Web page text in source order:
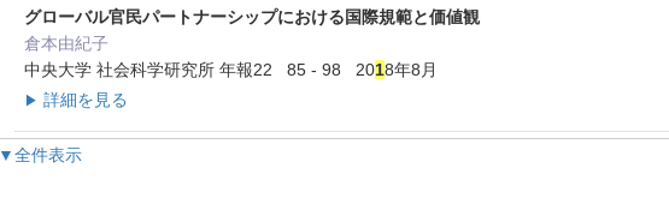
グローバル官民パートナーシップにおける国際規範と価値観
倉本由紀子
中央大学 社会科学研究所 年報22 85 - 98 2018年8月
▶ 詳細を見る
▼全件表示